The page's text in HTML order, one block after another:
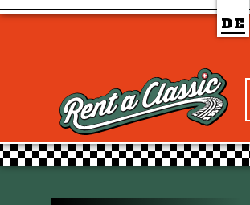
DE